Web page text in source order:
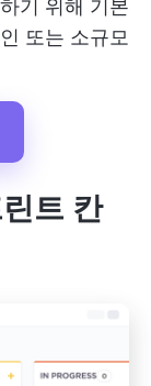
기 위해 기본
또는 소규모
트 칸